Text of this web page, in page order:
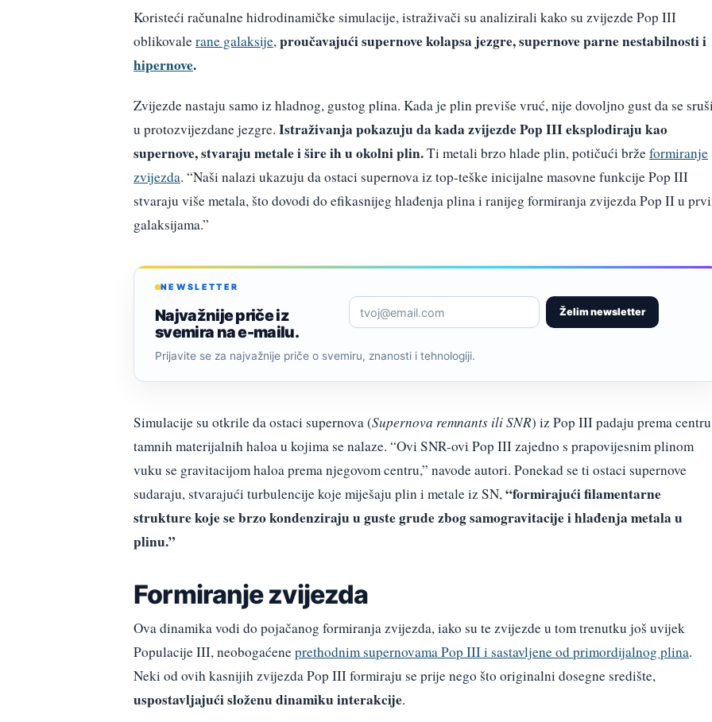
Koristeći računalne hidrodinamičke simulacije, istraživači su analizirali kako su zvijezde Pop III
oblikovalerane galaksije,proučavajući supernove kolapsa jezgre, supernove parne nestabilnosti i
hipernove.
Zvijezde nastaju samo iz hladnog, gustog plina. Kada je plin previše vruć, nije dovoljno gust da se
u protozvijezdane jezgre. Istraživanja pokazuju da kada zvijezde Pop III eksplodiraju kao
supernove, stvaraju metale i šire ih u okolni plin.Ti metali brzo hlade plin, potičući bržeformiranje
zvijezda. “Naši nalazi ukazuju da ostaci supernova iz top-teške inicijalne masovne funkcije Pop III
stvaraju više metala, što dovodi do efikasnijeg hlađenja plina i ranijeg formiranja zvijezda Pop II u
galaksijama.”
NEWSLETTER
Najvažnije priče iz
svemira na e-mailu.
Želim newsletter
Prijavite se za najvažnije priče o svemiru, znanosti i tehnologiji.
Simulacije su otkrile da ostaci supernova (Supernova remnants ili SNR) iz Pop III padaju prema centru
tamnih materijalnih haloa u kojima se nalaze. “Ovi SNR-ovi Pop III zajedno s prapovijesnim plinom
vuku se gravitacijom haloa prema njegovom centru,” navode autori. Ponekad se ti ostaci supernove
sudaraju, stvarajući turbulencije koje miješaju plin i metale iz SN,“formirajući filamentarne
strukture koje se brzo kondenziraju u guste grude zbog samogravitacije i hlađenja metala u
plinu.”
Formiranje zvijezda
Ova dinamika vodi do pojačanog formiranja zvijezda, iako su te zvijezde u tom trenutku još uvijek
Populacije III, neobogaćeneprethodnim supernovama Pop III i sastavljene od primordijalnog plina.
Neki od ovih kasnijih zvijezda Pop III formiraju se prije nego što originalni dosegne središte,
uspostavljajući složenu dinamiku interakcije.